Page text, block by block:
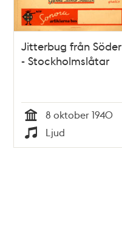
Jitterbug från Söder
- Stockholmslåtar
Tid
8 oktober 1940
Typ
Ljud